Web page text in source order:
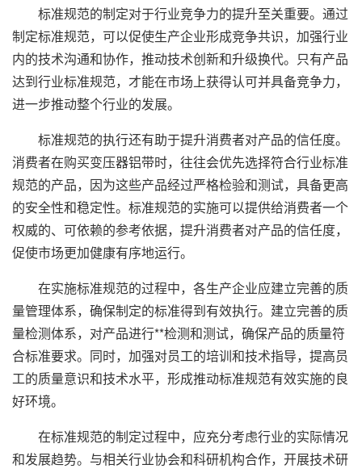
标准规范的制定对于行业竞争力的提升至关重要。通过
制定标准规范，可以促使生产企业形成竞争共识，加强行业
内的技术沟通和协作，推动技术创新和升级换代。只有产品
达到行业标准规范，才能在市场上获得认可并具备竞争力，
进一步推动整个行业的发展。
标准规范的执行还有助于提升消费者对产品的信任度。
消费者在购买变压器铝带时，往往会优先选择符合行业标准
规范的产品，因为这些产品经过严格检验和测试，具备更高
的安全性和稳定性。标准规范的实施可以提供给消费者一个
权威的、可依赖的参考依据，提升消费者对产品的信任度，
促使市场更加健康有序地运行。
在实施标准规范的过程中，各生产企业应建立完善的质
量管理体系，确保制定的标准得到有效执行。建立完善的质
量检测体系，对产品进行**检测和测试，确保产品的质量符
合标准要求。同时，加强对员工的培训和技术指导，提高员
工的质量意识和技术水平，形成推动标准规范有效实施的良
好环境。
在标准规范的制定过程中，应充分考虑行业的实际情况
和发展趋势。与相关行业协会和科研机构合作，开展技术研